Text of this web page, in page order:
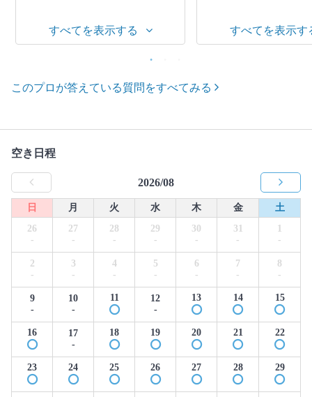
すべてを表示する すべてを表示す
このプロが答えている質問をすべてみる
空き日程
2026/08
日 月 火 水 木 金
土
26
-
27
-
28
-
29
-
30
-
31
-
1
-
2
-
3
-
4
-
5
-
6
-
7
-
8
-
9
-
10
-
11
12
-
13 14 15
16
17
-
18 19 20 21 22
23 24 25 26 27 28 29